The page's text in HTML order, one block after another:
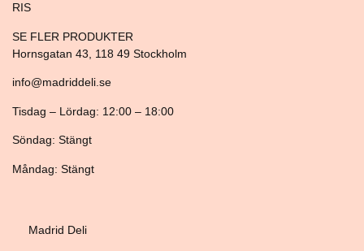
RIS
SE FLER PRODUKTER
Hornsgatan 43, 118 49 Stockholm
info@madriddeli.se
Tisdag – Lördag: 12:00 – 18:00
Söndag: Stängt
Måndag: Stängt
Madrid Deli